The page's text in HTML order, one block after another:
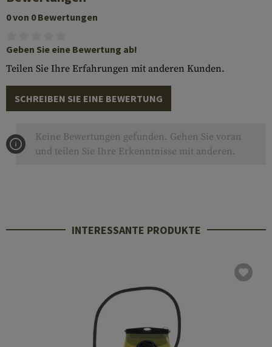
0 von 0 Bewertungen
Geben Sie eine Bewertung ab!
Teilen Sie Ihre Erfahrungen mit anderen Kunden.
SCHREIBEN SIE EINE BEWERTUNG
Keine Bewertungen gefunden. Gehen Sie voran
und teilen Sie Ihre Erkenntnisse mit anderen.
INTERESSANTE PRODUKTE